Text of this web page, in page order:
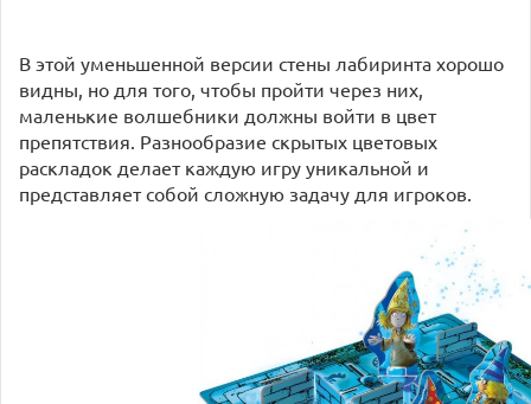
В этой уменьшенной версии стены лабиринта хорошо
видны, но для того, чтобы пройти через них,
маленькие волшебники должны войти в цвет
препятствия. Разнообразие скрытых цветовых
раскладок делает каждую игру уникальной и
представляет собой сложную задачу для игроков.